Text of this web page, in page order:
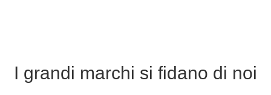
I grandi marchi si fidano di noi